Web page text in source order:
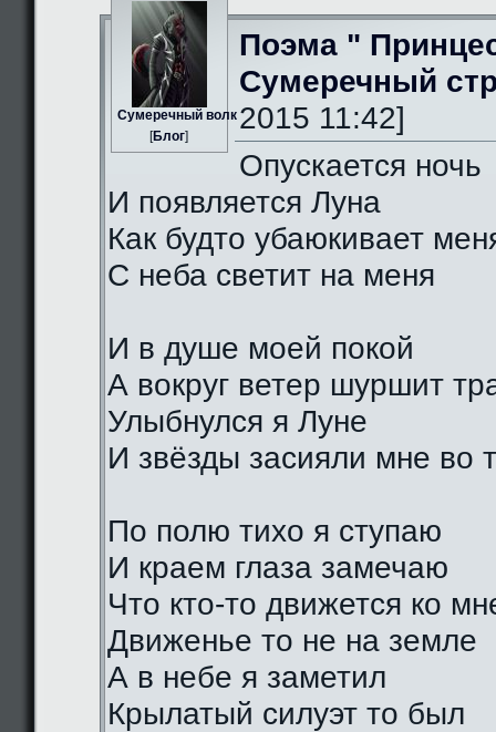
Сумеречный волк
[Блог]
Поэма "
Сумеречный
2015 11:42]
Опускается ночь
И появляется Луна
Как будто убаюкивает
С неба светит на меня
И в душе моей покой
А вокруг ветер шуршит
Улыбнулся я Луне
И звёзды засияли мне во
По полю тихо я ступаю
И краем глаза замечаю
Что кто-то движется ко
Движенье то не на земле
А в небе я заметил
Крылатый силуэт то был